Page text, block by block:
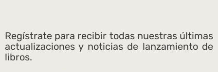
Regístrate para recibir todas nuestras últimas
actualizaciones y noticias de lanzamiento de
libros.